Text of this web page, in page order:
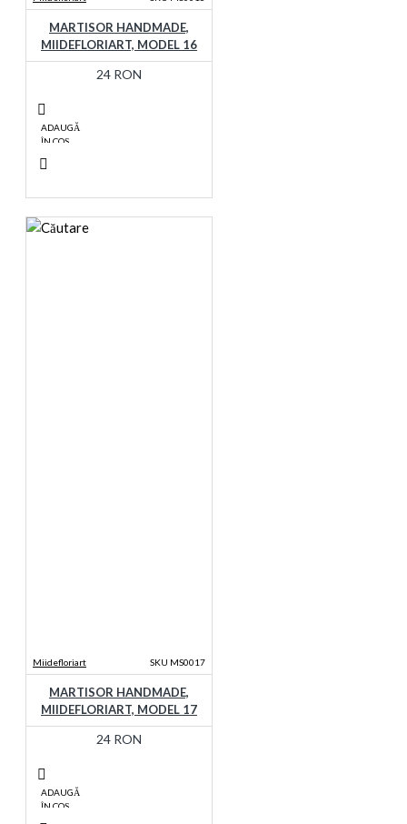
MARTISOR HANDMADE,
MIIDEFLORIART, MODEL 16
24 RON
ADAUGĂ
ÎN COŞ
Miidefloriart SKU MS0017
MARTISOR HANDMADE,
MIIDEFLORIART, MODEL 17
24 RON
ADAUGĂ
ÎN COŞ